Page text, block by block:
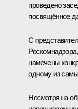
проведено
посвящённое
С
намечены
одному из
Несмотря на